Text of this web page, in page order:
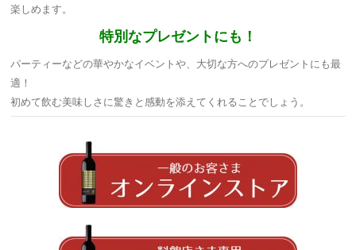
楽しめます。
特別なプレゼントにも！
パーティーなどの華やかなイベントや、大切な方へのプレゼントにも最
適！
初めて飲む美味しさに驚きと感動を添えてくれることでしょう。